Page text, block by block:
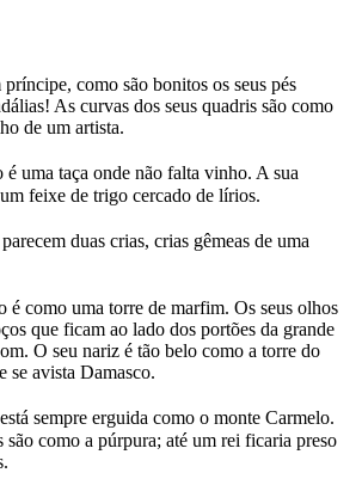
como são bonitos os seus pés
As curvas dos seus quadris são como
de um artista.
é uma taça onde não falta vinho. A sua
feixe de trigo cercado de lírios.
duas crias, crias gêmeas de uma
é como uma torre de marfim. Os seus olhos
que ficam ao lado dos portões da grande
O seu nariz é tão belo como a torre do
se avista Damasco.
sempre erguida como o monte Carmelo.
são como a púrpura; até um rei ficaria preso